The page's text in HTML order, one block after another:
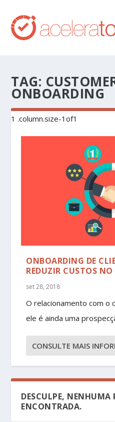
TAG:
ONBOARDING
ONBOARDING DE
REDUZIR CUSTOS
set 28, 2018
O relacionamento com o
ele é ainda uma
CONSULTE MAIS
DESCULPE, NENHUMA
ENCONTRADA.